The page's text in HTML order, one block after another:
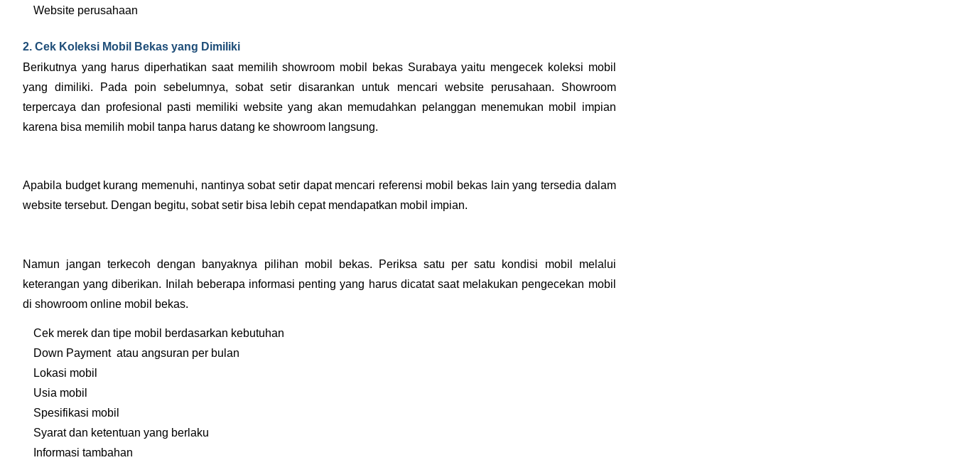
Website perusahaan
2. Cek Koleksi Mobil Bekas yang Dimiliki
Berikutnya yang harus diperhatikan saat memilih showroom mobil bekas Surabaya yaitu mengecek koleksi mobil
yang dimiliki.
Pada poin sebelumnya, sobat setir disarankan untuk mencari website perusahaan. Showroom
terpercaya dan profesional pasti memiliki website yang akan memudahkan pelanggan menemukan mobil impian
karena bisa memilih mobil tanpa harus datang ke showroom langsung.
Apabila budget kurang memenuhi, nantinya sobat setir dapat mencari referensi mobil bekas lain yang tersedia dalam
website tersebut. Dengan begitu, sobat setir bisa lebih cepat mendapatkan mobil impian.
Namun jangan terkecoh dengan banyaknya pilihan mobil bekas. Periksa satu per satu kondisi mobil melalui
keterangan yang diberikan. Inilah beberapa informasi penting yang harus dicatat saat melakukan pengecekan mobil
di showroom online mobil bekas.
Cek merek dan tipe mobil berdasarkan kebutuhan
Down Payment  atau angsuran per bulan
Lokasi mobil
Usia mobil
Spesifikasi mobil
Syarat dan ketentuan yang berlaku
Informasi tambahan